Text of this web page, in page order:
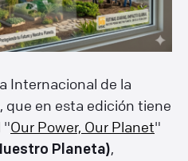
Internacional de la
que en esta edición tiene
"Our Power, Our Planet"
Planeta),